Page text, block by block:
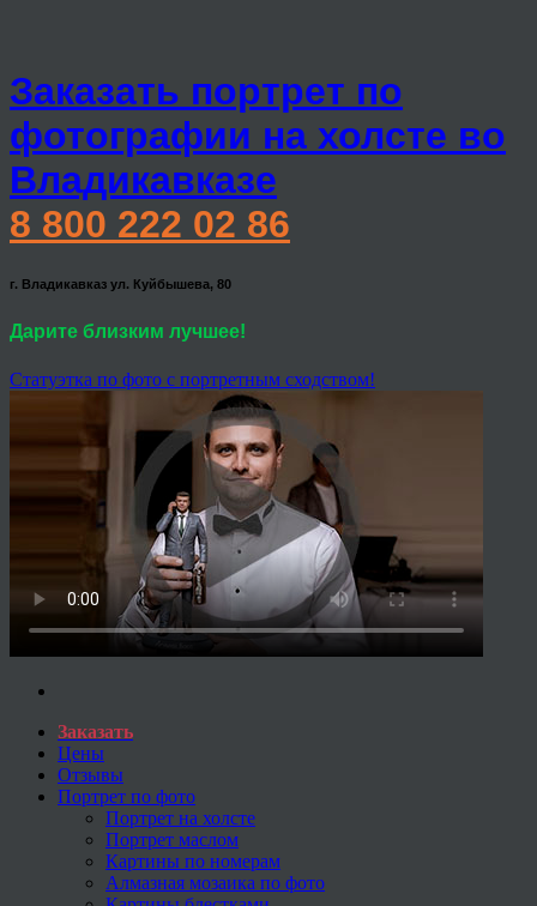
Заказать портрет по
фотографии на холсте во
Владикавказе
8 800 222 02 86
г. Владикавказ ул. Куйбышева, 80
Дарите близким лучшее!
Статуэтка по фото с портретным сходством!
Заказать
Цены
Отзывы
Портрет по фото
Портрет на холсте
Портрет маслом
Картины по номерам
Алмазная мозаика по фото